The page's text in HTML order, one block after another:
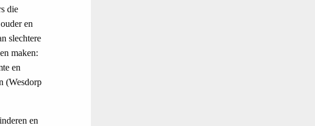
die
en
slechtere
maken:
en
(Wesdorp
en